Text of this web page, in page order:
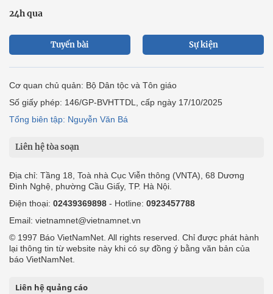
24h qua
Tuyến bài Sự kiện
Cơ quan chủ quản: Bộ Dân tộc và Tôn giáo
Số giấy phép: 146/GP-BVHTTDL, cấp ngày 17/10/2025
Tổng biên tập: Nguyễn Văn Bá
Liên hệ tòa soạn
Địa chỉ: Tầng 18, Toà nhà Cục Viễn thông (VNTA), 68 Dương
Đình Nghệ, phường Cầu Giấy, TP. Hà Nội.
Điện thoại: 02439369898 - Hotline: 0923457788
Email: vietnamnet@vietnamnet.vn
© 1997 Báo VietNamNet. All rights reserved. Chỉ được phát hành
lại thông tin từ website này khi có sự đồng ý bằng văn bản của
báo VietNamNet.
Liên hệ quảng cáo